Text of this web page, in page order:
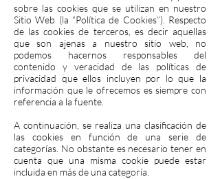
sobre las cookies que se utilizan en nuestro
Sitio Web (la “Política de Cookies”). Respecto
de las cookies de terceros, es decir aquellas
que son ajenas a nuestro sitio web, no
podemos hacernos responsables del
contenido y veracidad de las políticas de
privacidad que ellos incluyen por lo que la
información que le ofrecemos es siempre con
referencia a la fuente.
A continuación, se realiza una clasificación de
las cookies en función de una serie de
categorías. No obstante es necesario tener en
cuenta que una misma cookie puede estar
incluida en más de una categoría.